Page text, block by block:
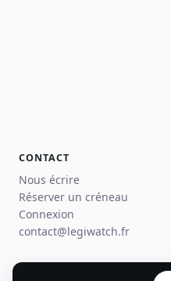
CONTACT
Nous écrire
Réserver un créneau
Connexion
contact@legiwatch.fr